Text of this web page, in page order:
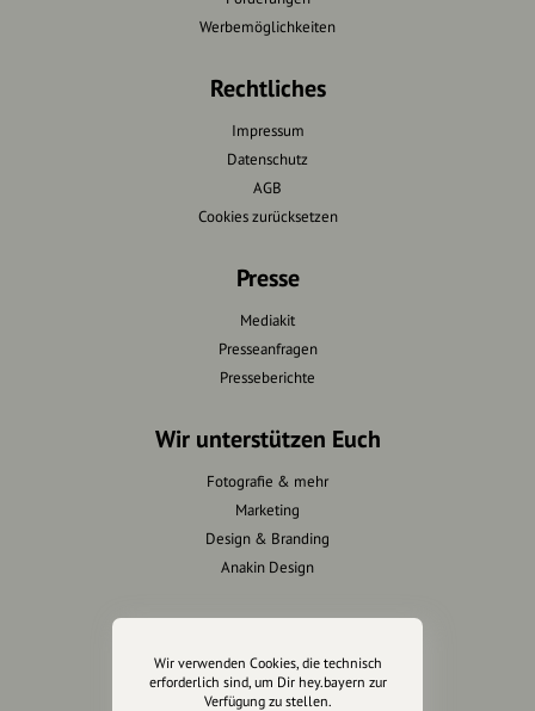
Werbemöglichkeiten
Rechtliches
Impressum
Datenschutz
AGB
Cookies zurücksetzen
Presse
Mediakit
Presseanfragen
Presseberichte
Wir unterstützen Euch
Fotografie & mehr
Marketing
Design & Branding
Anakin Design
Unterstütze
unsere Plattform
Wir verwenden Cookies, die technisch
erforderlich sind, um Dir hey.bayern zur
Verfügung zu stellen.